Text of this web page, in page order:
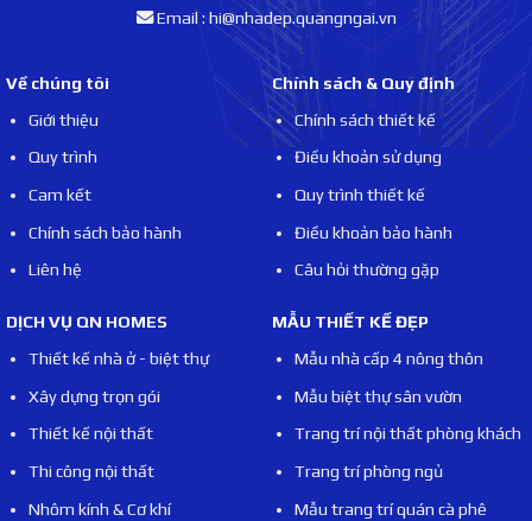
Email : hi@nhadep.quangngai.vn
Về chúng tôi
Giới thiệu
Quy trình
Cam kết
Chính sách bảo hành
Liên hệ
Chính sách & Quy định
Chính sách thiết kế
Điều khoản sử dụng
Quy trình thiết kế
Điều khoản bảo hành
Câu hỏi thường gặp
DỊCH VỤ QN HOMES
Thiết kế nhà ở - biệt thự
Xây dựng trọn gói
Thiết kế nội thất
Thi công nội thất
Nhôm kính & Cơ khí
MẪU THIẾT KẾ ĐẸP
Mẫu nhà cấp 4 nông thôn
Mẫu biệt thự sân vườn
Trang trí nội thất phòng khách
Trang trí phòng ngủ
Mẫu trang trí quán cà phê